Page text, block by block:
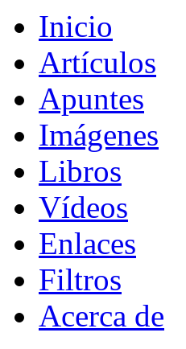
Inicio
Artículos
Apuntes
Imágenes
Libros
Vídeos
Enlaces
Filtros
Acerca de